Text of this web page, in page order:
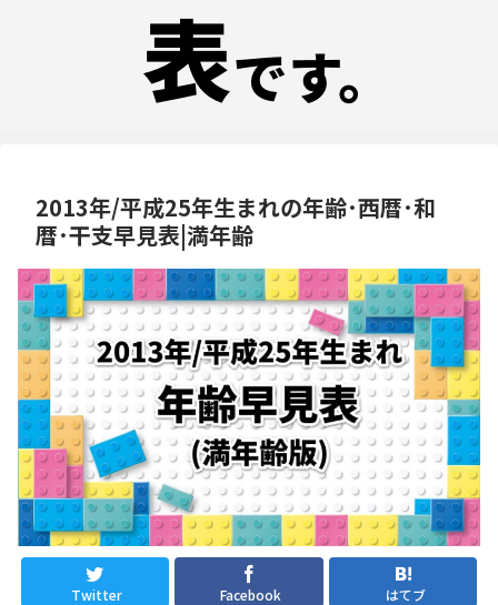
2013年/平成25年生まれの年齢･西暦･和
暦･干支早見表|満年齢
Twitter Facebook はてブ